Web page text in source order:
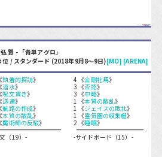
賢 - 「青単アグロ」
位 / スタンダード (2018年9月8〜9日)[MO] [ARENA]
執着的探訪》
潜水》
呪文貫き》
送還》
航路の作成》
本質の散乱》
魔術師の反駁》
（19）-
4 《金剛牝馬》
3 《否認》
3 《中略》
1 《本質の散乱》
1 《ジェイスの敗北》
1 《霊気圏の収集艇》
2 《睡眠》
-サイドボード（15）-